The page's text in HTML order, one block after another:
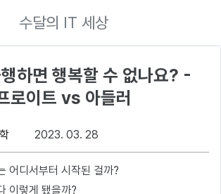
수달의 IT 세상
하면 행복할 수 없나요? -
로이트 vs 아들러
2023. 03. 28
어디서부터 시작된 걸까?
이렇게 됐을까?